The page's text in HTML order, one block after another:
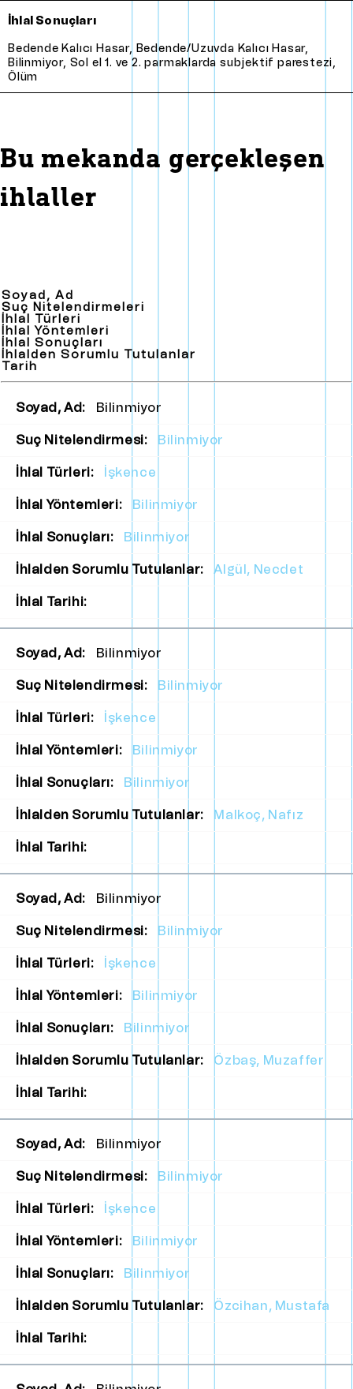
İhlal Sonuçları
Bedende kalıcı hasar, Bedende/Uzuvda kalıcı hasar,
Bilinmiyor, Sol el 1. ve 2. parmaklarda subjektif parestezi,
Ölüm
Bu mekanda gerçekleşen
ihlaller
Soyad, Ad
Suç Nitelendirmeleri
İhlal Türleri
İhlal Yöntemleri
İhlal Sonuçları
İhlalden Sorumlu Tutulanlar
Tarih
Soyad, Ad: Bilinmiyor
Suç Nitelendirmesi: Bilinmiyor
İhlal Türleri: İşkence
İhlal Yöntemleri: Bilinmiyor
İhlal Sonuçları: Bilinmiyor
İhlalden Sorumlu Tutulanlar: Algül, Necdet
İhlal Tarihi:
Soyad, Ad: Bilinmiyor
Suç Nitelendirmesi: Bilinmiyor
İhlal Türleri: İşkence
İhlal Yöntemleri: Bilinmiyor
İhlal Sonuçları: Bilinmiyor
İhlalden Sorumlu Tutulanlar: Malkoç, Nafız
İhlal Tarihi:
Soyad, Ad: Bilinmiyor
Suç Nitelendirmesi: Bilinmiyor
İhlal Türleri: İşkence
İhlal Yöntemleri: Bilinmiyor
İhlal Sonuçları: Bilinmiyor
İhlalden Sorumlu Tutulanlar: Özbaş, Muzaffer
İhlal Tarihi:
Soyad, Ad: Bilinmiyor
Suç Nitelendirmesi: Bilinmiyor
İhlal Türleri: İşkence
İhlal Yöntemleri: Bilinmiyor
İhlal Sonuçları: Bilinmiyor
İhlalden Sorumlu Tutulanlar: Özcihan, Mustafa
İhlal Tarihi: